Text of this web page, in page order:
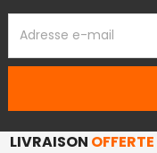
EMAIL
LIVRAISON OFFERTE